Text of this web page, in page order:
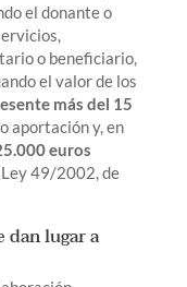
el donante o
o beneficiario,
el valor de los
más del 15
aportación y, en
euros
49/2002, de
dan lugar a